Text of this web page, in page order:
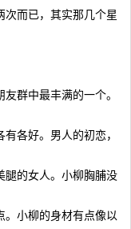
次而已，其实那几个星
群中最丰满的一个。
各好。男人的初恋，
腿的女人。小柳胸脯没
。小柳的身材有点像以